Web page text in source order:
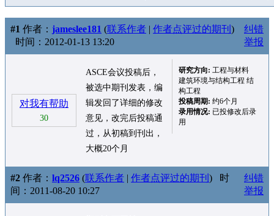
#1 作者： jameslee181 (联系作者 | 作者点评过的期刊 )
时间：2012-01-13 13:20
纠错
举报
对我有帮助
30
ASCE会议投稿后，
被选中期刊发表，编
辑发回了详细的修改
意见，改完后投稿通
过，从初稿到刊出，
大概20个月
研究方向: 工程与材料
建筑环境与结构工程 结
构工程
投稿周期: 约6个月
录用情况: 已投修改后录
用
#2 作者： lq2526 (联系作者 | 作者点评过的期刊 ) 时
间：2011-08-20 10:27
纠错
举报